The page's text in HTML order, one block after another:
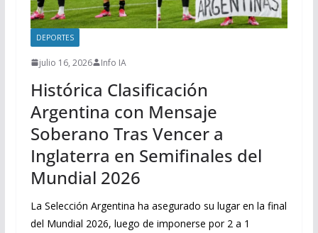
DEPORTES
julio 16, 2026 Info IA
Histórica Clasificación
Argentina con Mensaje
Soberano Tras Vencer a
Inglaterra en Semifinales del
Mundial 2026
La Selección Argentina ha asegurado su lugar en la final
del Mundial 2026, luego de imponerse por 2 a 1